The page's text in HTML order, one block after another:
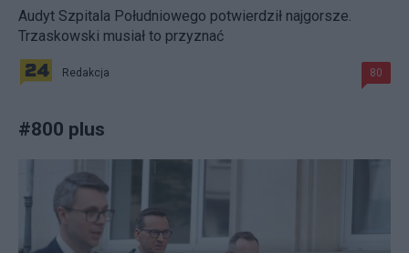
Audyt Szpitala Południowego potwierdził najgorsze.
Trzaskowski musiał to przyznać
Redakcja 80
#800 plus